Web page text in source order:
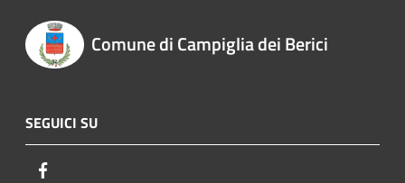
Comune di Campiglia dei Berici
SEGUICI SU